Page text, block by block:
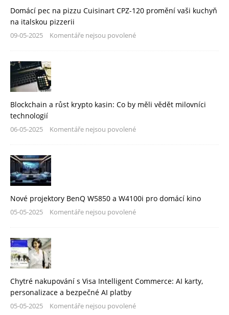
Domácí pec na pizzu Cuisinart CPZ-120 promění vaši kuchyň
na italskou pizzerii
09-05-2025 Komentáře nejsou povolené
Blockchain a růst krypto kasin: Co by měli vědět milovníci
technologií
06-05-2025 Komentáře nejsou povolené
Nové projektory BenQ W5850 a W4100i pro domácí kino
05-05-2025 Komentáře nejsou povolené
Chytré nakupování s Visa Intelligent Commerce: AI karty,
personalizace a bezpečné AI platby
05-05-2025 Komentáře nejsou povolené